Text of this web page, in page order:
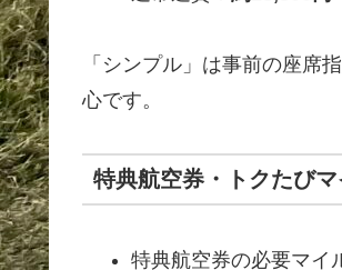
「シンプル」は事前の座席
心です。
特典航空券・トクたび
特典航空券の必要マイ